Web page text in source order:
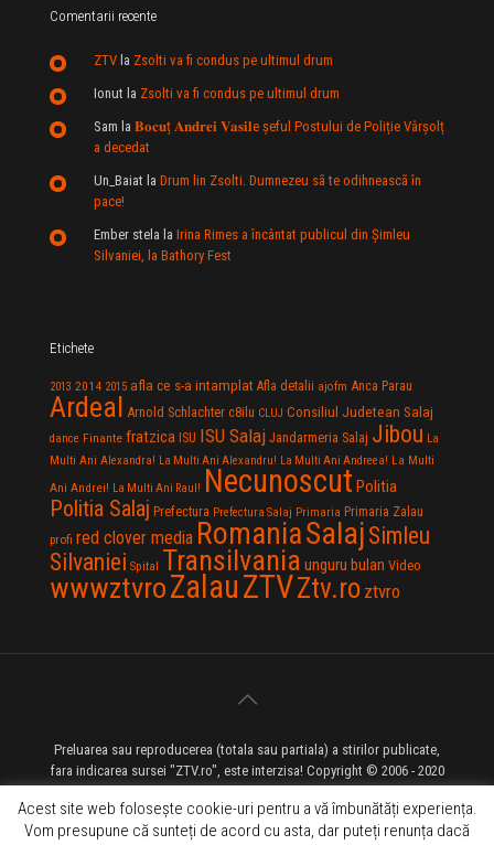
Comentarii recente
ZTV la Zsolti va fi condus pe ultimul drum
Ionut la Zsolti va fi condus pe ultimul drum
Sam la 𝐁𝐨𝐜𝐮ț 𝐀𝐧𝐝𝐫𝐞𝐢 𝐕𝐚𝐬𝐢𝐥e şeful Postului de Poliție Vârșolț
a decedat
Un_Baiat la Drum lin Zsolti. Dumnezeu sã te odihneascã în
pace!
Ember stela la Irina Rimes a încântat publicul din Şimleu
Silvaniei, la Bathory Fest
Etichete
2013 2014 2015 afla ce s-a intamplat Afla detalii ajofm Anca Parau
Ardeal Arnold Schlachter c8ilu CLUJ Consiliul Judetean Salaj
dance Finante fratzica ISU ISU Salaj Jandarmeria Salaj Jibou La
Multi Ani Alexandra! La Multi Ani Alexandru! La Multi Ani Andreea! La Multi
Ani Andrei! La Multi Ani Raul! Necunoscut Politia
Politia Salaj Prefectura Prefectura Salaj Primaria Primaria Zalau
profi red clover media RomaniaSalaj Simleu
Silvaniei Spital Transilvania unguru bulan Video
wwwztvroZalauZTVZtv.ro ztvro
Preluarea sau reproducerea (totala sau partiala) a stirilor publicate,
fara indicarea sursei "ZTV.ro", este interzisa! Copyright © 2006 - 2020
ZTV.ro - Televiziune pe Internet - Zalau TV
Acest site web folosește cookie-uri pentru a vă îmbunătăți experiența.
Vom presupune că sunteți de acord cu asta, dar puteți renunța dacă